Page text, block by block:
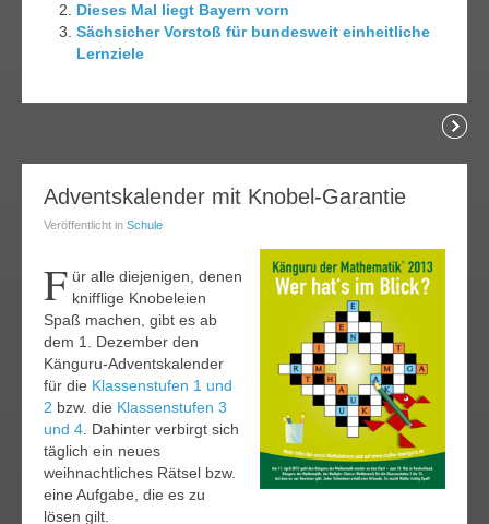
Dieses Mal liegt Bayern vorn
Sächsicher Vorstoß für bundesweit einheitliche
Lernziele
lesen
Adventskalender mit Knobel-Garantie
Veröffentlicht in Schule
F ür alle diejenigen, denen
knifflige Knobeleien
Spaß machen, gibt es ab
dem 1. Dezember den
Känguru-Adventskalender
für die Klassenstufen 1 und
2 bzw. die Klassenstufen 3
und 4 . Dahinter verbirgt sich
täglich ein neues
weihnachtliches Rätsel bzw.
eine Aufgabe, die es zu
lösen gilt.